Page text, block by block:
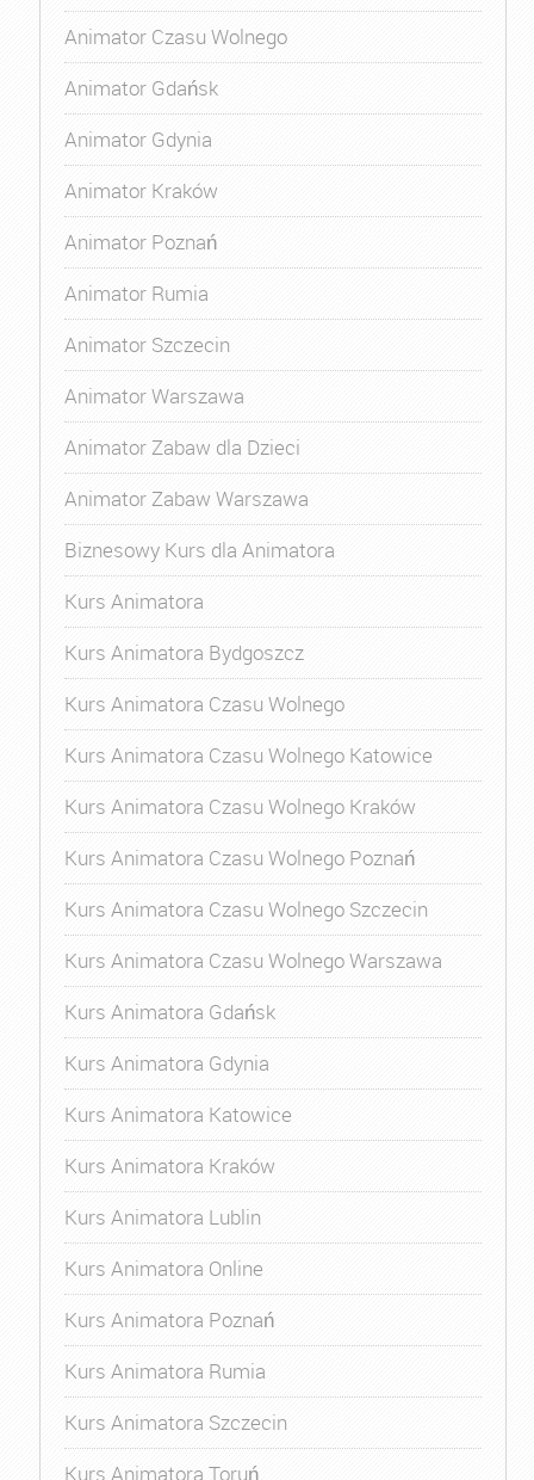
Animator Czasu Wolnego
Animator Gdańsk
Animator Gdynia
Animator Kraków
Animator Poznań
Animator Rumia
Animator Szczecin
Animator Warszawa
Animator Zabaw dla Dzieci
Animator Zabaw Warszawa
Biznesowy Kurs dla Animatora
Kurs Animatora
Kurs Animatora Bydgoszcz
Kurs Animatora Czasu Wolnego
Kurs Animatora Czasu Wolnego Katowice
Kurs Animatora Czasu Wolnego Kraków
Kurs Animatora Czasu Wolnego Poznań
Kurs Animatora Czasu Wolnego Szczecin
Kurs Animatora Czasu Wolnego Warszawa
Kurs Animatora Gdańsk
Kurs Animatora Gdynia
Kurs Animatora Katowice
Kurs Animatora Kraków
Kurs Animatora Lublin
Kurs Animatora Online
Kurs Animatora Poznań
Kurs Animatora Rumia
Kurs Animatora Szczecin
Kurs Animatora Toruń